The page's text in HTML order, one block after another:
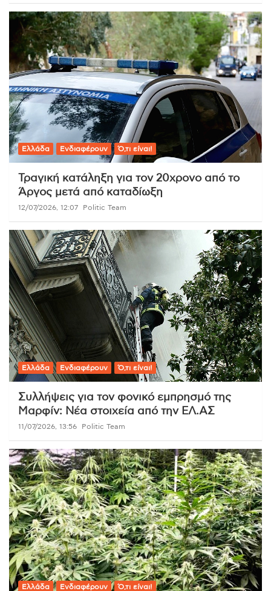
Ελλάδα Ενδιαφέρουν Ό,τι είναι!
Τραγική κατάληξη για τον 20χρονο από το
Άργος μετά από καταδίωξη
12/07/2026, 12:07 Politic Team
Ελλάδα Ενδιαφέρουν Ό,τι είναι!
Συλλήψεις για τον φονικό εμπρησμό της
Μαρφίν: Νέα στοιχεία από την ΕΛ.ΑΣ
11/07/2026, 13:56 Politic Team
Ελλάδα Ενδιαφέρουν Ό,τι είναι!